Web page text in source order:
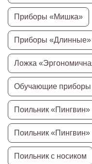
Приборы «Мишка»
Приборы
Ложка
Обучающие приборы
Поильник «Пингвин»
Поильник
Поильник с носиком